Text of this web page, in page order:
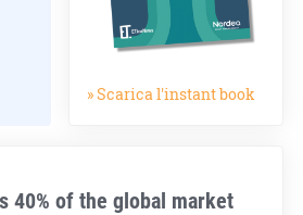
» Scarica l'instant book
40% of the global market